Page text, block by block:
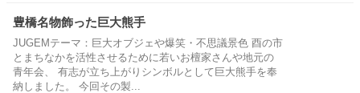
豊橋名物飾った巨大熊手
JUGEMテーマ：巨大オブジェや爆笑・不思議景色 酉の市
とまちなかを活性させるために若いお檀家さんや地元の
青年会、 有志が立ち上がりシンボルとして巨大熊手を奉
納しました。 今回その製...